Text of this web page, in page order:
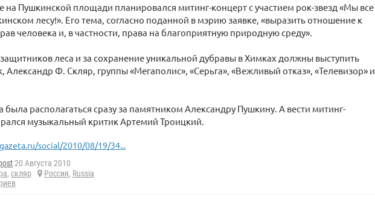
на Пушкинской площади планировался митинг-концерт с участием рок-звезд «Мы все
лесу!». Его тема, согласно поданной в мэрию заявке, «выразить отношение к
человека и, в частности, права на благоприятную природную среду».
леса и за сохранение уникальной дубравы в Химках должны выступить
Ф. Скляр, группы «Мегаполис», «Серьга», «Вежливый отказ», «Телевизор» и
располагаться сразу за памятником Александру Пушкину. А вести митинг-
музыкальный критик Артемий Троицкий.
gazeta.ru/social/2010/08/19/34...
20 Августа 2010
, скляр Россия, Russia